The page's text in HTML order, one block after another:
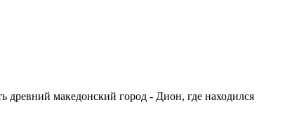
македонский город - Дион, где находился